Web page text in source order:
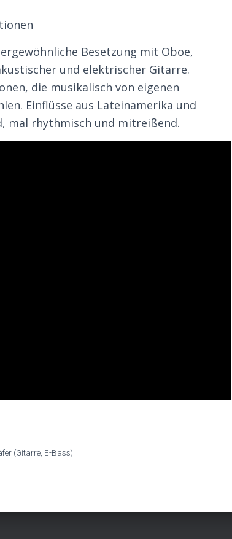
Besetzung mit Oboe,
und elektrischer Gitarre.
die musikalisch von eigenen
Einflüsse aus Lateinamerika und
mal rhythmisch und mitreißend.
(Gitarre, E-Bass)